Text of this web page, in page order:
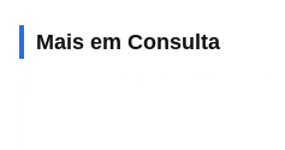
Mais em Consulta